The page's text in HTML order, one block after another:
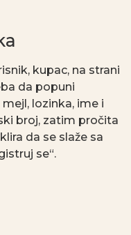
kupac, na strani
da popuni
lozinka, ime i
broj, zatim pročita
da se slaže sa
se“.